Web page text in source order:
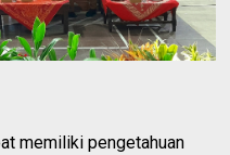
memiliki pengetahuan